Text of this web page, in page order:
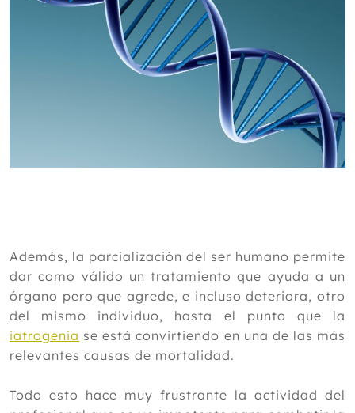
Además, la parcialización del ser humano permite
dar como válido un tratamiento que ayuda a un
órgano pero que agrede, e incluso deteriora, otro
del mismo individuo, hasta el punto que la
iatrogenia se está convirtiendo en una de las más
relevantes causas de mortalidad.
Todo esto hace muy frustrante la actividad del